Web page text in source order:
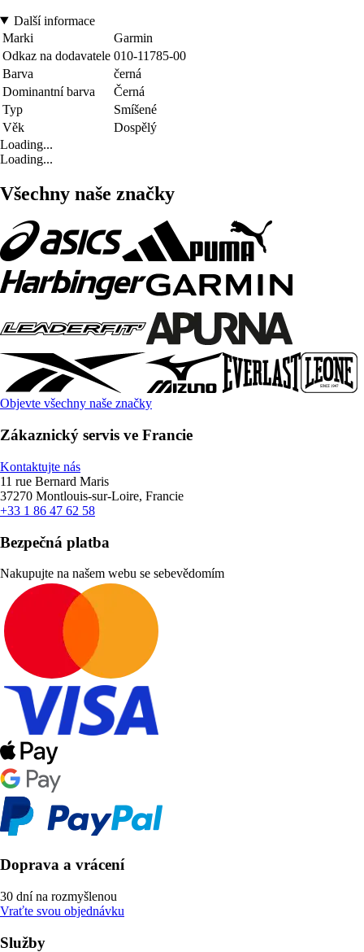
Další informace
Marki
Garmin
Odkaz na dodavatele 010-11785-00
Barva
černá
Dominantní barva
Černá
Typ
Smíšené
Věk
Dospělý
Loading...
Loading...
Všechny naše značky
Objevte všechny naše značky
Zákaznický servis ve Francie
Kontaktujte nás
11 rue Bernard Maris
37270 Montlouis-sur-Loire, Francie
+33 1 86 47 62 58
Bezpečná platba
Nakupujte na našem webu se sebevědomím
Doprava a vrácení
30 dní na rozmyšlenou
Vraťte svou objednávku
Služby